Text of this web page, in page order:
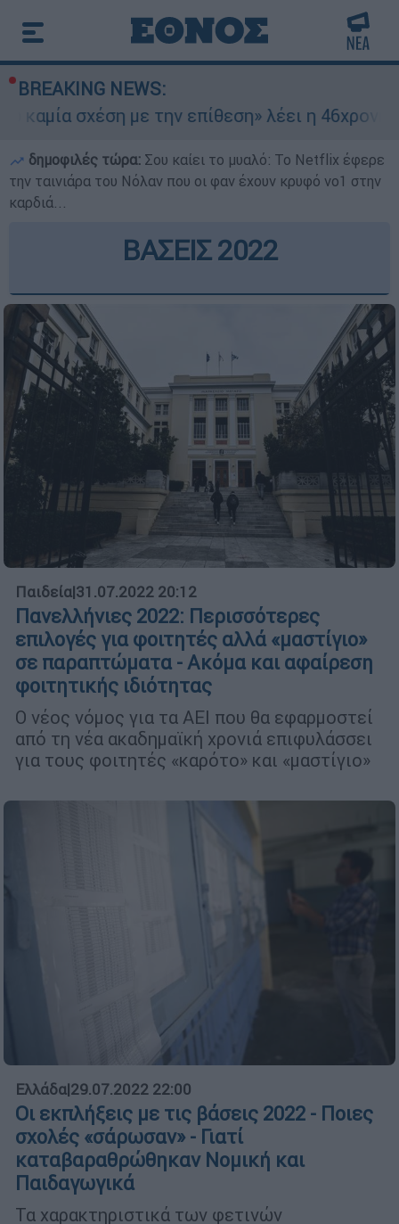
BREAKING NEWS:
με την επίθεση» λέει η 46χρονη - Τι
δημοφιλές τώρα: Σου καίει το μυαλό: Το Netflix έφερε
την ταινιάρα του Νόλαν που οι φαν έχουν κρυφό νο1 στην
καρδιά...
ΒΑΣΕΙΣ 2022
Παιδεία|31.07.2022 20:12
Πανελλήνιες 2022: Περισσότερες
επιλογές για φοιτητές αλλά «μαστίγιο»
σε παραπτώματα - Ακόμα και αφαίρεση
φοιτητικής ιδιότητας
Ο νέος νόμος για τα ΑΕΙ που θα εφαρμοστεί
από τη νέα ακαδημαϊκή χρονιά επιφυλάσσει
για τους φοιτητές «καρότο» και «μαστίγιο»
Ελλάδα|29.07.2022 22:00
Οι εκπλήξεις με τις βάσεις 2022 - Ποιες
σχολές «σάρωσαν» - Γιατί
καταβαραθρώθηκαν Νομική και
Παιδαγωγικά
Τα χαρακτηριστικά των φετινών